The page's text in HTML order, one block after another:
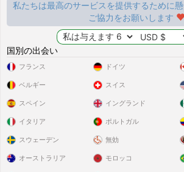
私たちは最高のサービスを提供するために懸
ご協力をお願いします
国別の出会い
フランス
ベルギー
スペイン
イタリア
スウェーデン
ドイツ
スイス
イングランド
ポルトガル
無効
オーストラリア モロッコ